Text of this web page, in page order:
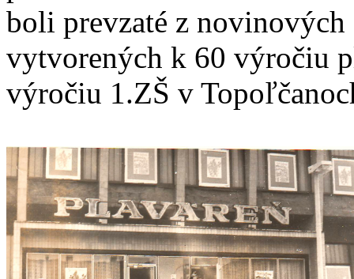
boli prevzaté z
vytvorených k 60 výročiu
výročiu 1.ZŠ v